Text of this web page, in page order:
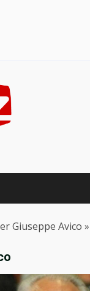
Giuseppe Avico »